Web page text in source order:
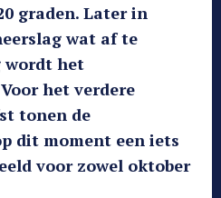
graden. Later in
wat af te
wordt het
het verdere
tonen de
dit moment een iets
voor zowel oktober